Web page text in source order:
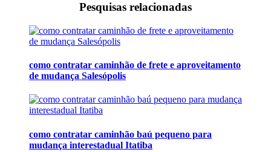
Pesquisas relacionadas
como contratar caminhão de frete e aproveitamento
de mudança Salesópolis
como contratar caminhão baú pequeno para
mudança interestadual Itatiba